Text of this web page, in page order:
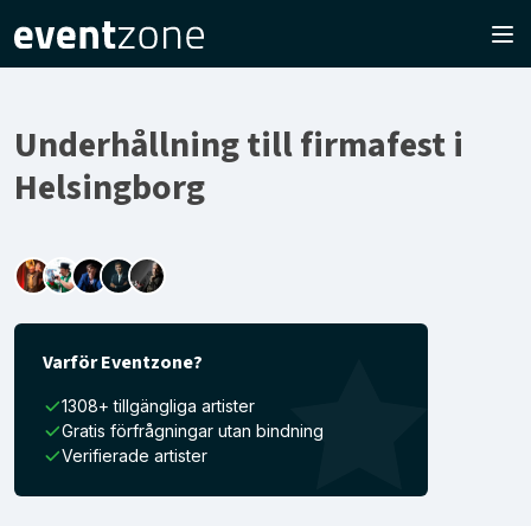
Underhållning till firmafest i
Helsingborg
Varför Eventzone?
1308+ tillgängliga artister
Gratis förfrågningar utan bindning
Verifierade artister